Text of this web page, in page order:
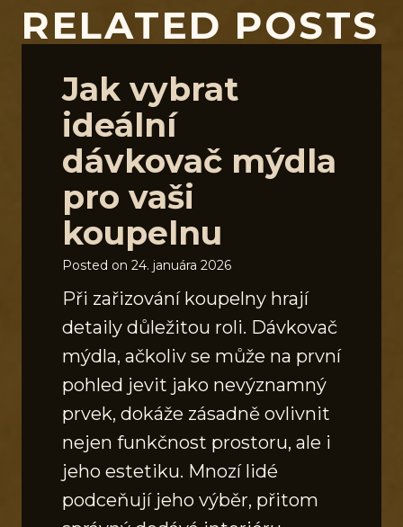
RELATED POSTS
Jak vybrat
ideální
dávkovač mýdla
pro vaši
koupelnu
Posted on 24. januára 2026
Při zařizování koupelny hrají
detaily důležitou roli. Dávkovač
mýdla, ačkoliv se může na první
pohled jevit jako nevýznamný
prvek, dokáže zásadně ovlivnit
nejen funkčnost prostoru, ale i
jeho estetiku. Mnozí lidé
podceňují jeho výběr, přitom